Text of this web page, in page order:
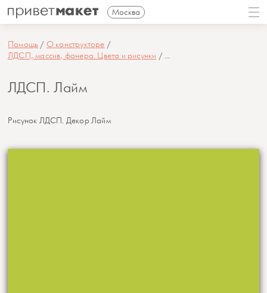
Москва
Помощь
О конструкторе
ЛДСП, массив, фанера. Цвета и рисунки
...
ЛДСП. Лайм
Рисунок ЛДСП. Декор Лайм